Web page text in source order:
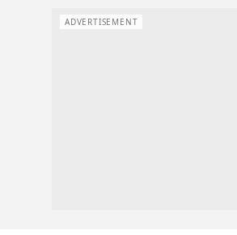
ADVERTISEMENT